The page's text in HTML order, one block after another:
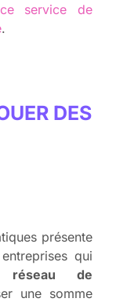
service de
.
DES
présente
qui
réseau de
une somme